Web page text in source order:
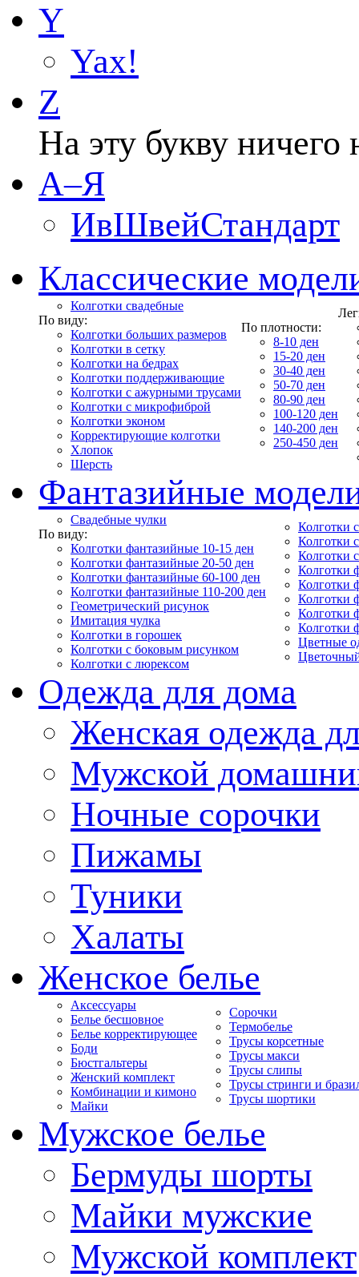
Y
Yax!
Z
На эту букву ничего
А–Я
ИвШвейСтандарт
Классические
Колготки свадебные
По виду:
Колготки больших размеров
Колготки в сетку
Колготки на бедрах
Колготки поддерживающие
Колготки с ажурными трусами
Колготки с микрофиброй
Колготки эконом
Корректирующие колготки
Хлопок
Шерсть
По плотности:
8-10 ден
15-20 ден
30-40 ден
50-70 ден
80-90 ден
100-120 ден
140-200 ден
250-450 ден
Фантазийные
Свадебные чулки
По виду:
Колготки фантазийные 10-15 ден
Колготки фантазийные 20-50 ден
Колготки фантазийные 60-100 ден
Колготки фантазийные 110-200 ден
Геометрический рисунок
Имитация чулка
Колготки в горошек
Колготки с боковым рисунком
Колготки с люрексом
Колготки
Колготки
Колготки
Колготки
Колготки
Колготки
Колготки
Колготки
Цветные
Одежда для дома
Женская одежда
Мужской
Ночные сорочки
Пижамы
Туники
Халаты
Женское белье
Аксессуары
Белье бесшовное
Белье корректирующее
Боди
Бюстгальтеры
Женский комплект
Комбинации и кимоно
Майки
Сорочки
Термобелье
Трусы корсетные
Трусы макси
Трусы слипы
Трусы стринги и
Трусы шортики
Мужское белье
Бермуды шорты
Майки мужские
Мужской комплект